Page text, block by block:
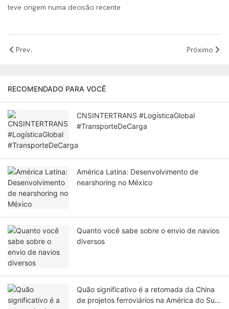
teve origem numa decisão recente
Prev. Próximo
RECOMENDADO PARA VOCÊ
CNSINTERTRANS #LogísticaGlobal
#TransporteDeCarga
América Latina: Desenvolvimento de
nearshoring no México
Quanto você sabe sobre o envio de navios
diversos
Quão significativo é a retomada da China
de projetos ferroviários na América do Sul,